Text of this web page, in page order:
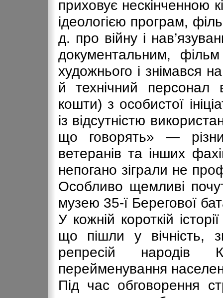
приховує нескінченною
ідеологією програм,
д. про війну і
документальним,
художнього і знімався
й технічний персонал
кошти) з особистої
із відсутністю
що говорять» —
ветеранів та інших
непогано зіграли не
Особливо щемливі
музею 35-ї Берегової
У кожній короткій
що пішли у вічність,
репресій
перейменування
Під час обговорення